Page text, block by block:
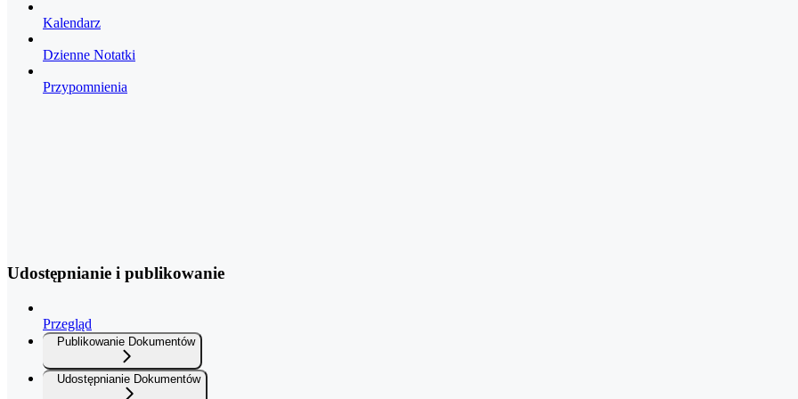
Kalendarz
Dzienne Notatki
Przypomnienia
Udostępnianie i publikowanie
Przegląd
Publikowanie Dokumentów
Udostępnianie Dokumentów